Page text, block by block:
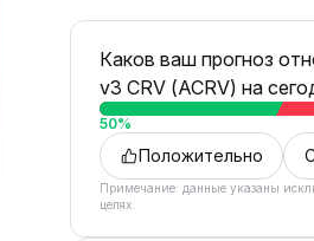
Каков ваш прогноз
v3 CRV (ACRV) на
50%
Положительно
Примечание: данные указаны
целях.